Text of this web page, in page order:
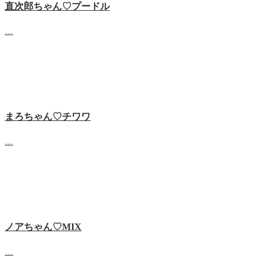
直次郎ちゃん♡プードル
まろちゃん♡チワワ
ノアちゃん♡‬MIX